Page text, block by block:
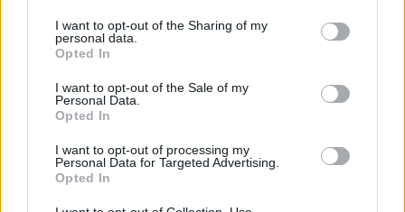
I want to opt-out of the Sharing of my
personal data.
Opted In
I want to opt-out of the Sale of my
Personal Data.
Opted In
I want to opt-out of processing my
Personal Data for Targeted Advertising.
Opted In
Αθηνά Οικονομάκου: Ποζάρει όλο
νάζι στις τροπικές παραλίες των
DPG NETWORK